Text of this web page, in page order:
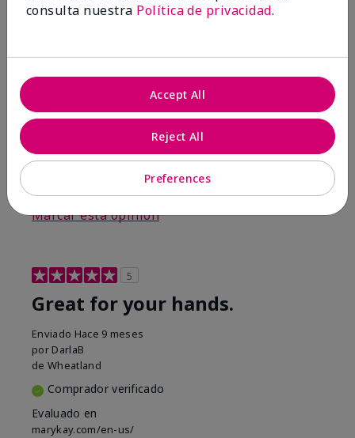
I've used for dry skin. I use them myself and buy
Mostrar Traducción
Sí, recomendaría a un amigo
¿Le ha resultado útil esta
opinión?
Marcar esta opinión
5
Great for your hands.
Enviado Hace 9 meses
por DarlaB
de Wheatland
Comprador verificado
Evaluado en
marykay.com/en-us/
consulta nuestra Política de privacidad.
Preferences
Reject All
Accept All